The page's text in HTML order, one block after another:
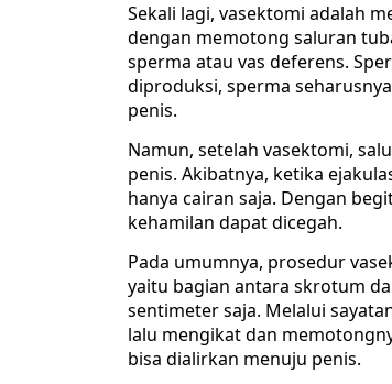
Sekali lagi, vasektomi adalah
dengan memotong saluran
sperma atau vas deferens.
diproduksi, sperma
penis.
Namun, setelah vasektomi,
penis. Akibatnya, ketika
hanya cairan saja. Dengan
kehamilan dapat dicegah.
Pada umumnya, prosedur
yaitu bagian antara skrotum
sentimeter saja. Melalui
lalu mengikat dan
bisa dialirkan menuju penis.